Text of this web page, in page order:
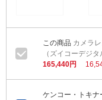
カメラ
（ズイコーデジ
165,440円
ケンコー・トキ